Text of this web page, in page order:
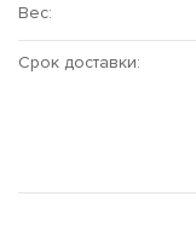
Вес:
Срок доставки: